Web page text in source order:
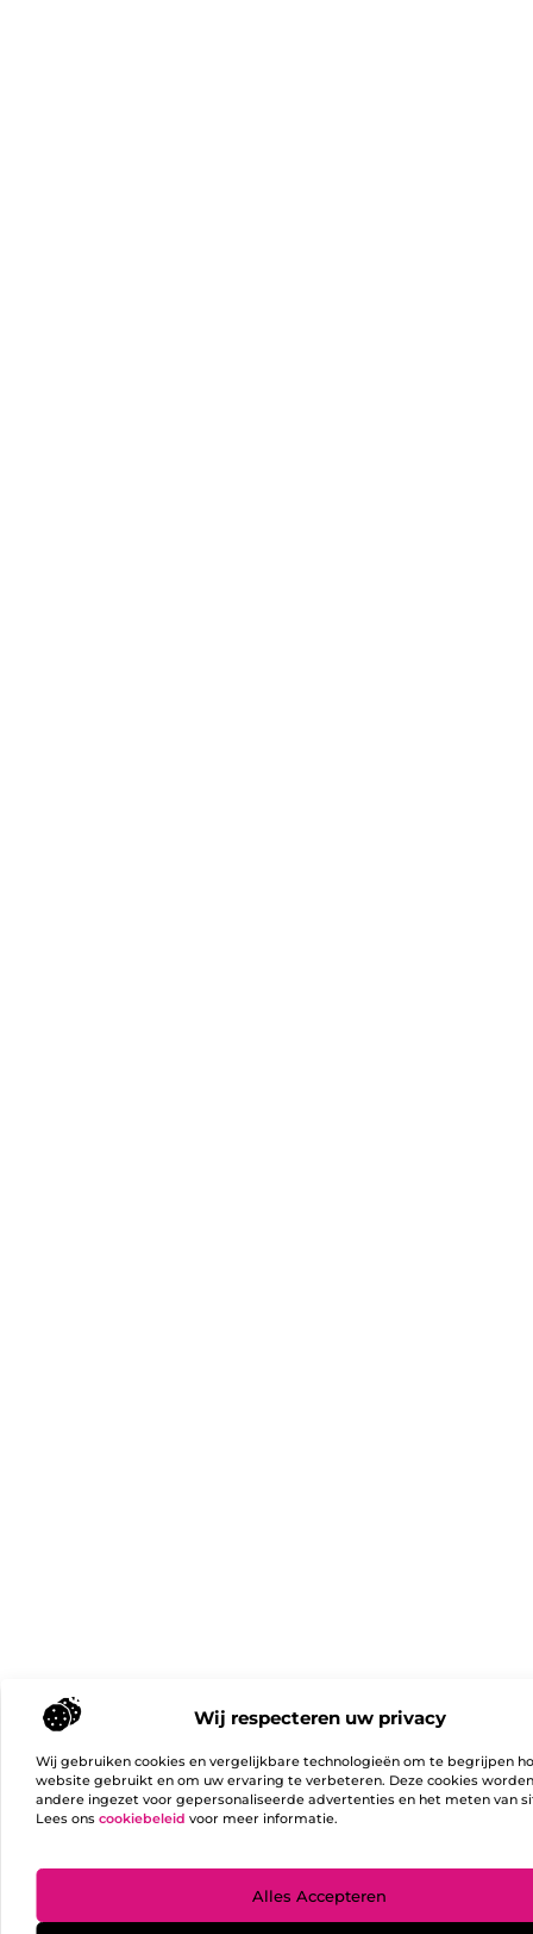
Wij respecteren uw privacy
Wij gebruiken cookies en vergelijkbare technologieën om te begrijpen
website gebruikt en om uw ervaring te verbeteren. Deze cookies
andere ingezet voor gepersonaliseerde advertenties en het meten van
Lees ons cookiebeleid voor meer informatie.
Alles Accepteren